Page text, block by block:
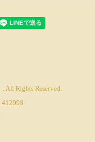
. All Rights Reserved.
412998